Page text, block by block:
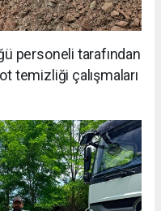
personeli tarafından
temizliği çalışmaları